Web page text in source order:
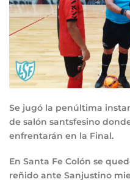
Se jugó la penúltima
de salón santsfesino
enfrentarán en la Final.
En Santa Fe Colón se
reñido ante Sanjustino